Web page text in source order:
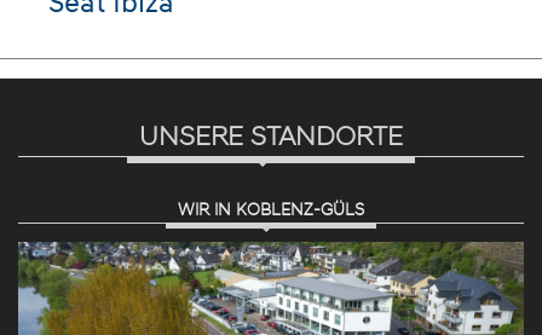
UNSERE STANDORTE
WIR IN KOBLENZ-GÜLS